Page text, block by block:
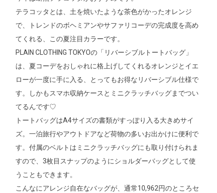
テラコッタとは、土を焼いたような茶色がかったオレンジ
で、トレンドのボヘミアンやサファリコーデの完成度を高め
てくれる、この夏注目カラーです。
PLAIN CLOTHING TOKYOの「リバーシブルトートバッグ」
は、夏コーデをおしゃれに格上げしてくれるオレンジとイエ
ローが一度に手に入る、とってもお得なリバーシブル仕様で
す。しかもスマホ収納ケースとミニクラッチバッグまでつい
てるんです♡
トートバッグはA4サイズの書類がすっぽり入る大きめサイ
ズ。一泊旅行やアウトドアなど荷物の多いお出かけに便利で
す。付属のベルトはミニクラッチバッグにも取り付けられま
すので、3枚目スナップのようにショルダーバッグとして使
うこともできます。
こんなにアレンジ自在なバッグが、通常10,962円のところセ